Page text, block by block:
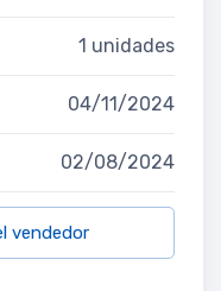
1 unidades
04/11/2024
02/08/2024
vendedor